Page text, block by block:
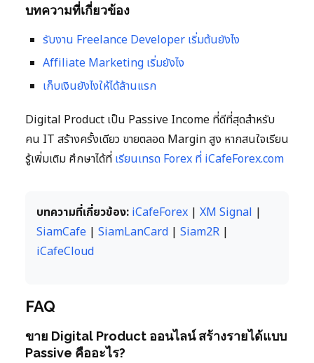
บทความที่เกี่ยวข้อง
รับงาน Freelance Developer เริ่มต้นยังไง
Affiliate Marketing เริ่มยังไง
เก็บเงินยังไงให้ได้ล้านแรก
Digital Product เป็น Passive Income ที่ดีที่สุดสำหรับ
คน IT สร้างครั้งเดียว ขายตลอด Margin สูง หากสนใจเรียน
รู้เพิ่มเติม ศึกษาได้ที่ เรียนเทรด Forex ที่ iCafeForex.com
บทความที่เกี่ยวข้อง: iCafeForex | XM Signal |
SiamCafe | SiamLanCard | Siam2R |
iCafeCloud
FAQ
ขาย Digital Product ออนไลน์ สร้างรายได้แบบ
Passive คืออะไร?